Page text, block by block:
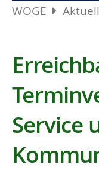
WOGE
Service